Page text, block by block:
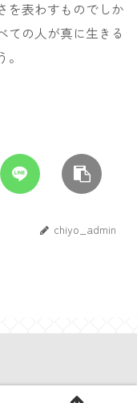
を表わすものでしか
ての人が真に生きる
chiyo_admin